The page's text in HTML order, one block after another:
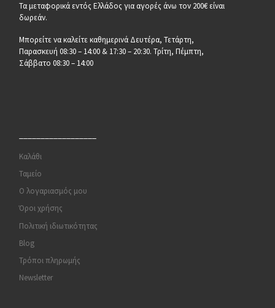
Τα μεταφορικά εντός Ελλάδος για αγορές άνω τον 200€ είναι
δωρεάν.
Μπορείτε να καλείτε καθημερινά Δευτέρα, Τετάρτη,
Παρασκευή 08:30 – 14:00 & 17:30 – 20:30. Τρίτη, Πέμπτη,
Σάββατο 08:30 – 14:00
Καλάθι
Ταμείο
Ο λογαριασμός μου
Όροι χρήσης
Πολιτική ιδιωτικότητας
Blog
Τρόποι πληρωμής
Newsletter